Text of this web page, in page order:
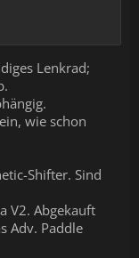
Lenkrad;
wie schon
Shifter. Sind
V2. Abgekauft
Adv. Paddle